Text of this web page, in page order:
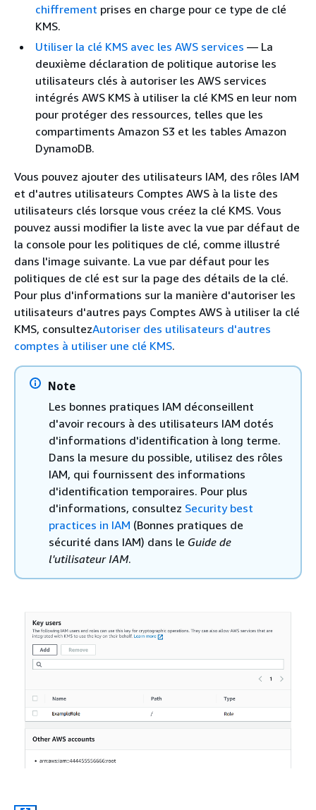
chiffrement prises en charge pour ce type de clé
KMS.
Utiliser la clé KMS avec les AWS services — La
deuxième déclaration de politique autorise les
utilisateurs clés à autoriser les AWS services
intégrés AWS KMS à utiliser la clé KMS en leur nom
pour protéger des ressources, telles que les
compartiments Amazon S3 et les tables Amazon
DynamoDB.
Vous pouvez ajouter des utilisateurs IAM, des rôles IAM
et d'autres utilisateurs Comptes AWS à la liste des
utilisateurs clés lorsque vous créez la clé KMS. Vous
pouvez aussi modifier la liste avec la vue par défaut de
la console pour les politiques de clé, comme illustré
dans l'image suivante. La vue par défaut pour les
politiques de clé est sur la page des détails de la clé.
Pour plus d'informations sur la manière d'autoriser les
utilisateurs d'autres pays Comptes AWS à utiliser la clé
KMS, consultezAutoriser des utilisateurs d'autres
comptes à utiliser une clé KMS.
Note
Les bonnes pratiques IAM déconseillent
d'avoir recours à des utilisateurs IAM dotés
d'informations d'identification à long terme.
Dans la mesure du possible, utilisez des rôles
IAM, qui fournissent des informations
d'identification temporaires. Pour plus
d'informations, consultez Security best
practices in IAM (Bonnes pratiques de
sécurité dans IAM) dans le Guide de
l'utilisateur IAM.